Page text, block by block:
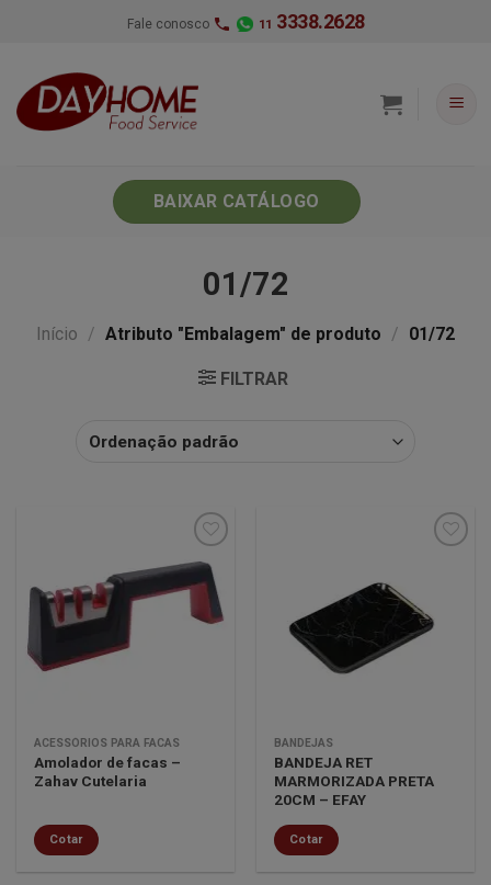
Fale conosco 11 3338.2628
BAIXAR CATÁLOGO
01/72
Início / Atributo "Embalagem" de produto / 01/72
FILTRAR
lista de
ACESSÓRIOS PARA FACAS
Amolador de facas –
Zahav Cutelaria
Cotar
Minha
lista de
desejos
BANDEJAS
BANDEJA RET
MARMORIZADA PRETA
20CM – EFAY
Cotar